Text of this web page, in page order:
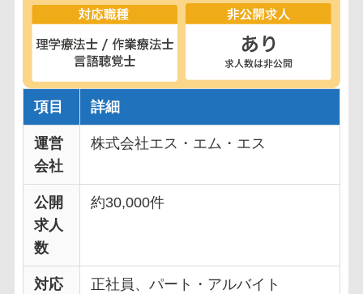
項目 詳細
運営
会社
株式会社エス・エム・エス
公開
求人
数
約30,000件
対応
正社員、パート・アルバイト